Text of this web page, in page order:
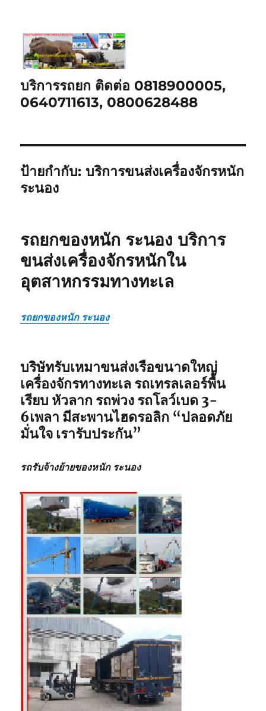
บริการรถยก ติดต่อ 0818900005,
0640711613, 0800628488
ป้ายกำกับ:บริการขนส่งเครื่องจักรหนัก
ระนอง
รถยกของหนัก ระนอง บริการ
ขนส่งเครื่องจักรหนักใน
อุตสาหกรรมทางทะเล
รถยกของหนัก ระนอง
บริษัทรับเหมาขนส่งเรือขนาดใหญ่
เครื่องจักรทางทะเล รถเทรลเลอร์พื้น
เรียบ หัวลาก รถพ่วง รถโลว์เบด 3-
6เพลา มีสะพานไฮดรอลิก “ปลอดภัย
มั่นใจ เรารับประกัน”
รถรับจ้างย้ายของหนัก ระนอง